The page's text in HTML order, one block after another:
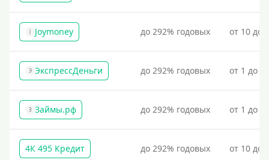
J Joymoney до 292% годовых от 10 до
Э ЭкспрессДеньги до 292% годовых от 1 до
З Займы.рф до 292% годовых от 1 до
4К 495 Кредит до 292% годовых от 10 до